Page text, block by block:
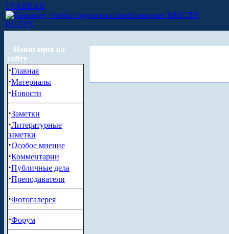
ГЛАВНАЯ
МЫСЛИ
ВСЛУХ
Навигация по
сайту
·Главная
·Материалы
·Новости
·Заметки
·Литературные
заметки
·Особое мнение
·Комментарии
·Публичные дела
·Преподаватели
·Фотогалерея
·Форум